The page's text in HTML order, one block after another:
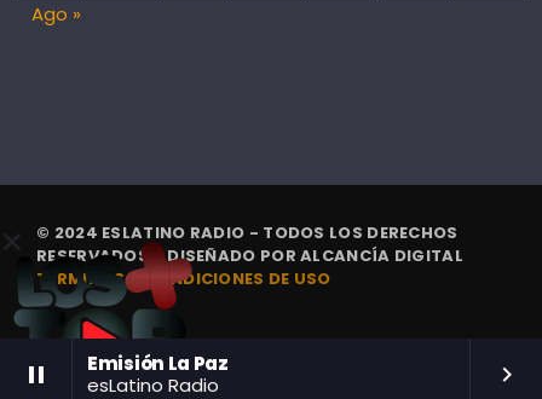
pause
Emisión La Paz
esLatino Radio
keyboard_arrow_right
Ago »
© 2024 ESLATINO RADIO - TODOS LOS DERECHOS
RESERVADOS. | DISEÑADO PORALCANCÍA DIGITAL
TÉRMINOS Y CONDICIONES DE USO